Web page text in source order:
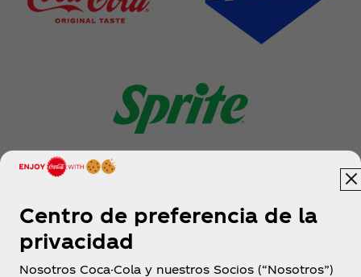
Centro de preferencia de la
privacidad
Nosotros Coca-Cola y nuestros Socios (“Nosotros”)